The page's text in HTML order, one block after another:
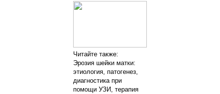
Читайте также:
Эрозия шейки матки:
этиология, патогенез,
диагностика при
помощи УЗИ, терапия